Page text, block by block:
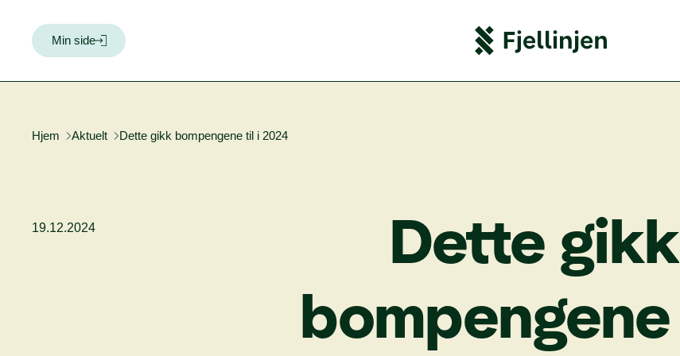
Min side
Hjem Aktuelt Dette gikk bompengene til i 2024
19.12.2024 Det­te gikk
bom­pen­ge­ne